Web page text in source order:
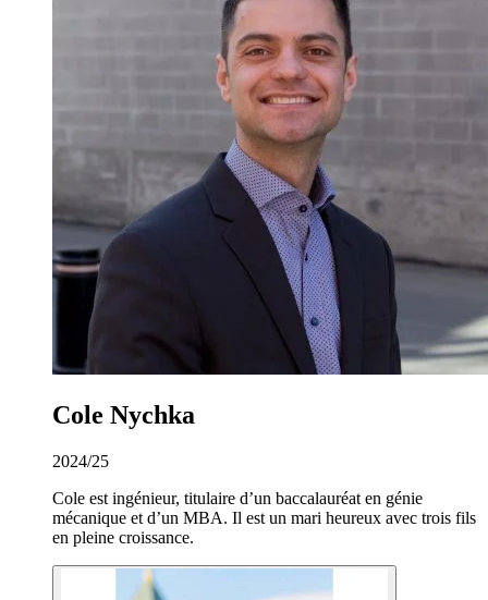
Cole Nychka
2024/25
Cole est ingénieur, titulaire d’un baccalauréat en génie
mécanique et d’un MBA. Il est un mari heureux avec trois fils
en pleine croissance.